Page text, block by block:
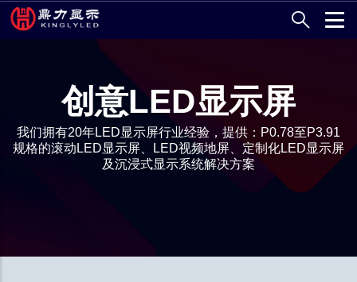
转
到
创意LED显示屏
我们拥有20年LED显示屏行业经验，提供：P0.78至P3.91
规格的滚动LED显示屏、LED视频地屏、定制化LED显示屏
及沉浸式显示系统解决方案